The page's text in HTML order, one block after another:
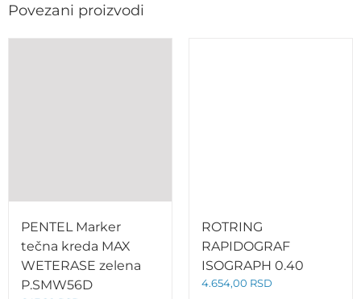
Povezani proizvodi
PENTEL Marker
tečna kreda MAX
WETERASE zelena
P.SMW56D
ROTRING
RAPIDOGRAF
ISOGRAPH 0.40
4.654,00 RSD